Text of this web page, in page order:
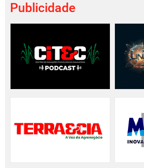
Publicidade